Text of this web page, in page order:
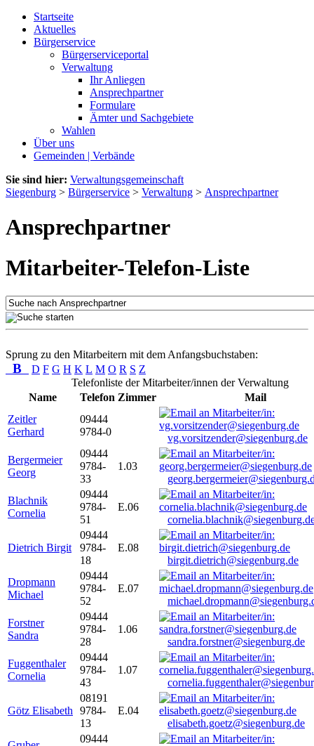
Startseite
Aktuelles
Bürgerservice
Bürgerserviceportal
Verwaltung
Ihr Anliegen
Ansprechpartner
Formulare
Ämter und Sachgebiete
Wahlen
Über uns
Gemeinden | Verbände
Sie sind hier: Verwaltungsgemeinschaft
Siegenburg > Bürgerservice > Verwaltung > Ansprechpartner
Ansprechpartner
Mitarbeiter-Telefon-Liste
Sprung zu den Mitarbeitern mit dem Anfangsbuchstaben:
B D F G H K L M O R S Z
Telefonliste der Mitarbeiter/innen der Verwaltung
Name
Telefon Zimmer
Mail
Zeitler
Gerhard
09444
9784-0
vg.vorsitzender@siegenburg.de
Bergermeier
Georg
09444
9784-
33
1.03
Blachnik
Cornelia
09444
9784-
51
E.06
Dietrich Birgit
09444
9784-
18
E.08
birgit.dietrich@siegenburg.de
Dropmann
Michael
09444
9784-
52
E.07
Forstner
Sandra
09444
9784-
28
1.06
sandra.forstner@siegenburg.de
Fuggenthaler
Cornelia
09444
9784-
43
1.07
Götz Elisabeth
08191
9784-
13
E.04
elisabeth.goetz@siegenburg.de
09444